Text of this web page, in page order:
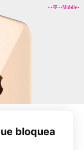
bloquea